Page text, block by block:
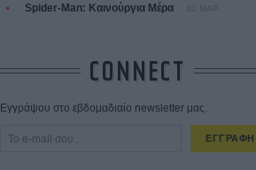
Spider-Man: Καινούργια Μέρα 30 ΜΑΡ
CONNECT
Εγγράψου στο εβδομαδιαίο newsletter μας.
ΕΓΓΡΑΦΗ